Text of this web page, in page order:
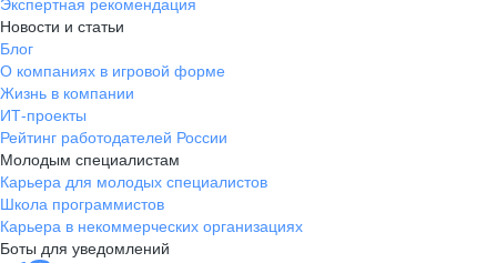
Новости и статьи
Блог
О компаниях в игровой форме
Жизнь в компании
ИТ-проекты
Рейтинг работодателей России
Молодым специалистам
Карьера для молодых специалистов
Школа программистов
Карьера в некоммерческих организациях
Боты для уведомлений